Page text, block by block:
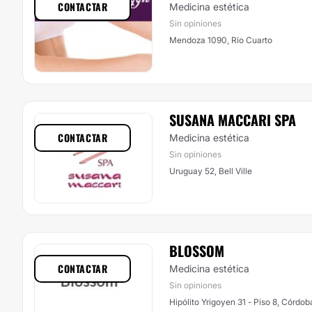
Medicina estética
Sin opiniones
Mendoza 1090, Río Cuarto
CONTACTAR
SUSANA MACCARI SPA
Medicina estética
Sin opiniones
Uruguay 52, Bell Ville
CONTACTAR
BLOSSOM
Medicina estética
Sin opiniones
Hipólito Yrigoyen 31 - Piso 8,
CONTACTAR